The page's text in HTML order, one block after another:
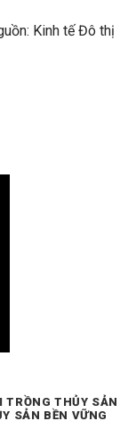
Kinh tế Đô thị
TRỒNG THỦY SẢN
SẢN BỀN VỮNG